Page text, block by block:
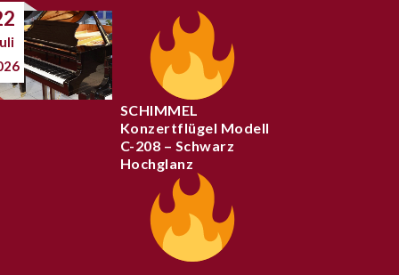
SCHIMMEL
Konzertflügel Modell
C-208 – Schwarz
Hochglanz